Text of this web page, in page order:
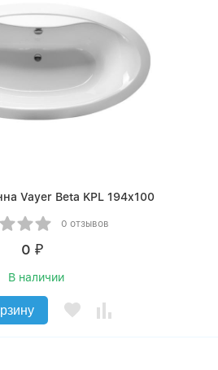
Vayer Beta KPL 194x100
0 отзывов
0 ₽
В наличии